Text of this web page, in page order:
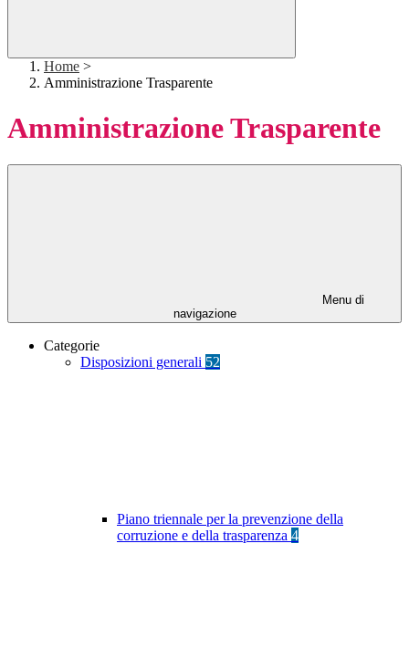
Home >
Amministrazione Trasparente
Amministrazione Trasparente
Menu di
navigazione
Categorie
Disposizioni generali 52
Piano triennale per la prevenzione della
corruzione e della trasparenza 4